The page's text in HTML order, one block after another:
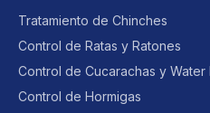
Tratamiento de Chinches
Control de Ratas y Ratones
Control de Cucarachas y Water
Control de Hormigas